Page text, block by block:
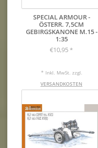
SPECIAL ARMOUR -
ÖSTERR. 7,5CM
GEBIRGSKANONE M.15 -
1:35
€10,95 *
* Inkl. MwSt. zzgl.
VERSANDKOSTEN